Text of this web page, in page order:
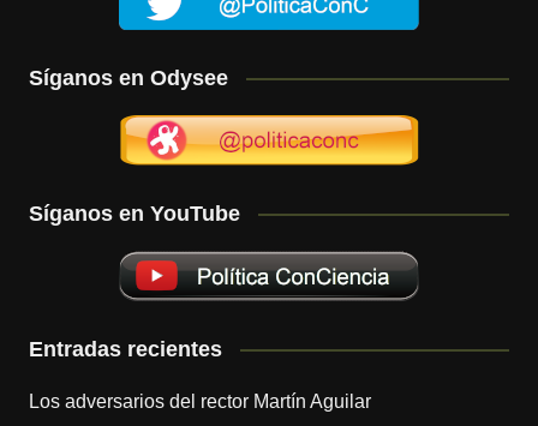
Síganos en Odysee
Síganos en YouTube
Entradas recientes
Los adversarios del rector Martín Aguilar